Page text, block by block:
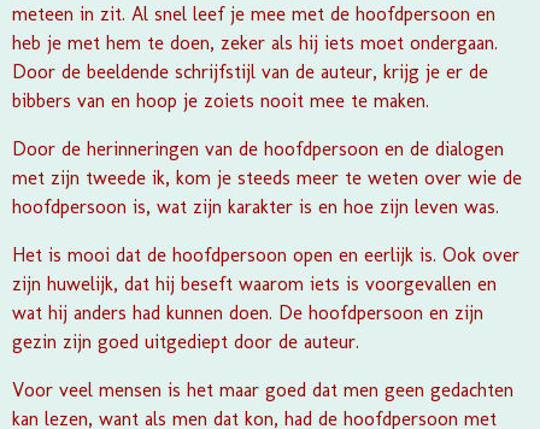
meteen in zit. Al snel leef je mee met de hoofdpersoon en
heb je met hem te doen, zeker als hij iets moet ondergaan.
Door de beeldende schrijfstijl van de auteur, krijg je er de
bibbers van en hoop je zoiets nooit mee te maken.
Door de herinneringen van de hoofdpersoon en de dialogen
met zijn tweede ik, kom je steeds meer te weten over wie de
hoofdpersoon is, wat zijn karakter is en hoe zijn leven was.
Het is mooi dat de hoofdpersoon open en eerlijk is. Ook over
zijn huwelijk, dat hij beseft waarom iets is voorgevallen en
wat hij anders had kunnen doen. De hoofdpersoon en zijn
gezin zijn goed uitgediept door de auteur.
Voor veel mensen is het maar goed dat men geen gedachten
kan lezen, want als men dat kon, had de hoofdpersoon met